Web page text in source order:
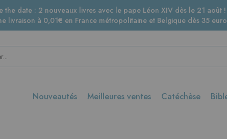
the date : 2 nouveaux livres avec le pape Léon XIV dès le 21 août !
livraison à 0,01€ en France métropolitaine et Belgique dès 35
Nouveautés Meilleures ventes Catéchèse